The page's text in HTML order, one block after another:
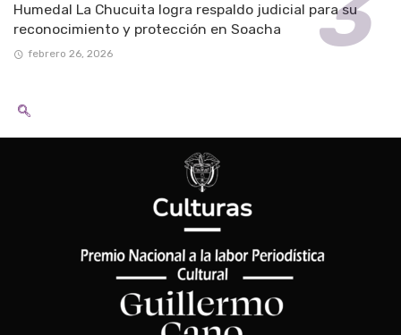
Humedal La Chucuita logra respaldo judicial para su
reconocimiento y protección en Soacha
febrero 26, 2026